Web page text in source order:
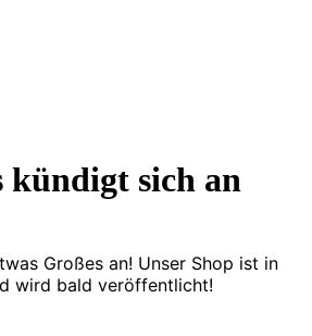
kündigt sich an
Großes an! Unser Shop ist in
wird bald veröffentlicht!